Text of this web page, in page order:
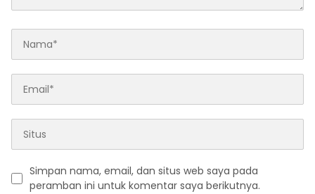
Simpan nama, email, dan situs web saya pada
peramban ini untuk komentar saya berikutnya.